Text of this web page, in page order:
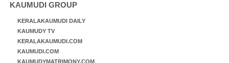
KAUMUDI GROUP
KERALAKAUMUDI DAILY
KAUMUDY TV
KERALAKAUMUDI.COM
KAUMUDI.COM
KAUMUDYMATRIMONY.COM